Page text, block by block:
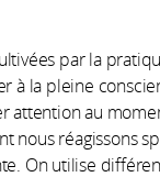
par la
à la pleine
attention au
nous réagissons
On utilise